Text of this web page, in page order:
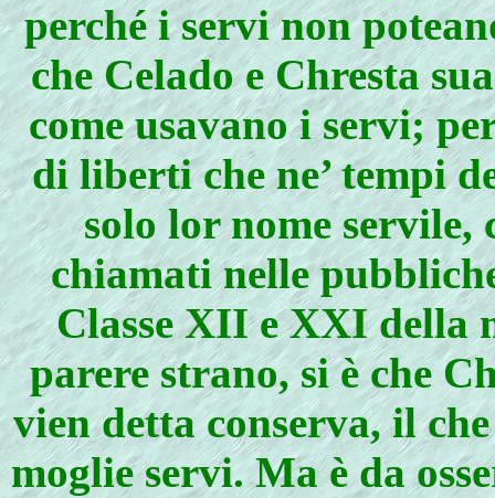
perché i servi non
che Celado e Chresta
come usavano i servi;
di liberti che ne’ tempi
solo lor nome servile,
chiamati nelle
Classe XII e XXI della
parere strano, si è che
vien detta conserva, il
moglie servi. Ma è da